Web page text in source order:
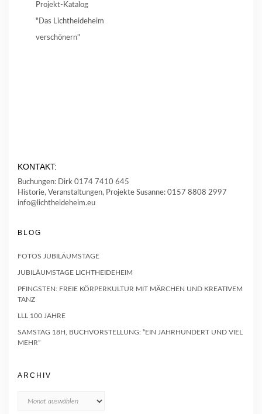
Projekt-Katalog
"Das Lichtheideheim
verschönern"
KONTAKT:
Buchungen: Dirk 0174 7410 645
Historie, Veranstaltungen, Projekte Susanne: 0157 8808 2997
info@lichtheideheim.eu
BLOG
FOTOS JUBILÄUMSTAGE
JUBILÄUMSTAGE LICHTHEIDEHEIM
PFINGSTEN: FREIE KÖRPERKULTUR MIT MÄRCHEN UND KREATIVEM
TANZ
LLL 100 JAHRE
SAMSTAG 18H, BUCHVORSTELLUNG: “EIN JAHRHUNDERT UND VIEL
MEHR”
ARCHIV